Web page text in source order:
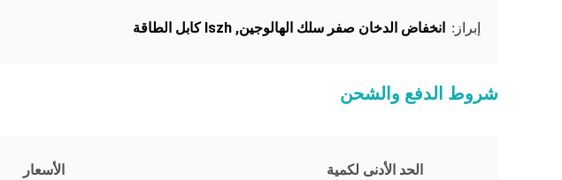
إبراز: انخفاض الدخان صفر سلك الهالوجين, lszh كابل الطاقة
شروط الدفع والشحن
الحد الأدنى لكمية الأسعار